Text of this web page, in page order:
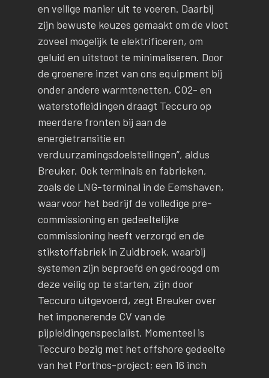
en veilige manier uit te voeren. Daarbij
zijn bewuste keuzes gemaakt om de vloot
zoveel mogelijk te elektrificeren, om
geluid en uitstoot te minimaliseren. Door
de groenere inzet van ons equipment bij
onder andere warmtenetten, CO2- en
waterstofleidingen draagt Teccuro op
meerdere fronten bij aan de
energietransitie en
verduurzamingsdoelstellingen”, aldus
Breuker. Ook terminals en fabrieken,
zoals de LNG-terminal in de Eemshaven,
waarvoor het bedrijf de volledige pre-
commissioning en gedeeltelijke
commissioning heeft verzorgd en de
stikstoffabriek in Zuidbroek, waarbij
systemen zijn beproefd en gedroogd om
deze veilig op te starten, zijn door
Teccuro uitgevoerd, zegt Breuker over
het imponerende CV van de
pijpleidingenspecialist. Momenteel is
Teccuro bezig met het offshore gedeelte
van het Porthos-project; een 16 inch